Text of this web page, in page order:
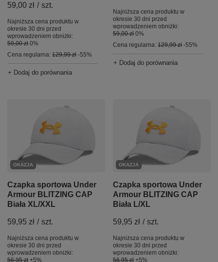
59,00 zł / szt.
Najniższa cena produktu w
okresie 30 dni przed
wprowadzeniem obniżki:
59,00 zł 0%
Cena regularna: 129,99 zł -55%
+ Dodaj do porównania
Najniższa cena produktu w
okresie 30 dni przed
wprowadzeniem obniżki:
59,00 zł 0%
Cena regularna: 129,99 zł -55%
+ Dodaj do porównania
OKAZJA
Czapka sportowa Under
Armour BLITZING CAP
Biała XL/XXL
59,95 zł / szt.
Najniższa cena produktu w
okresie 30 dni przed
wprowadzeniem obniżki:
56,95 zł +5%
OKAZJA
Czapka sportowa Under
Armour BLITZING CAP
Biała L/XL
59,95 zł / szt.
Najniższa cena produktu w
okresie 30 dni przed
wprowadzeniem obniżki:
56,95 zł +5%